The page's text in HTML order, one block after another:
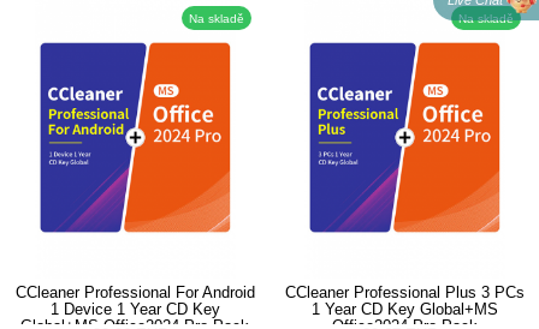
Na skladě
CCleaner Professional For Android
1 Device 1 Year CD Key
Na skladě
CCleaner Professional Plus 3 PCs
1 Year CD Key Global+MS